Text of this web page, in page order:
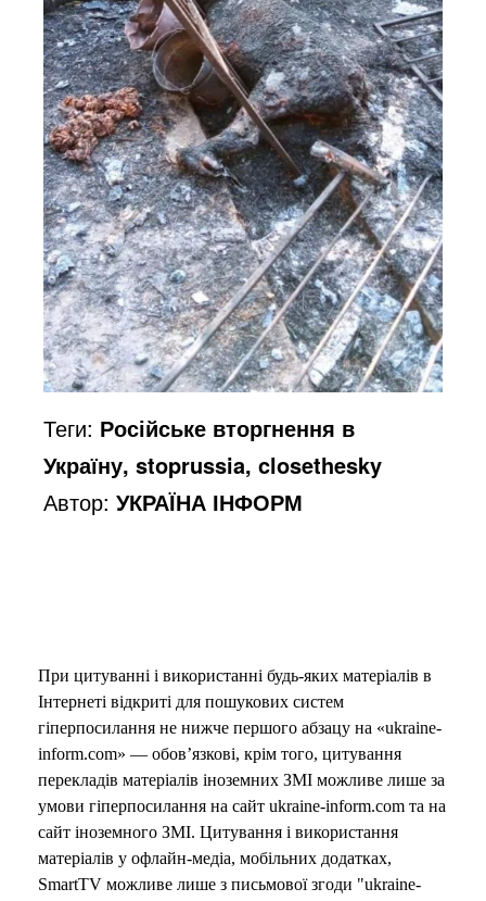
Теги: Російське вторгнення в
Україну, stoprussia, closethesky
Автор:УКРАЇНА ІНФОРМ
При цитуванні і використанні будь-яких матеріалів в
Інтернеті відкриті для пошукових систем
гіперпосилання не нижче першого абзацу на «ukraine-
inform.com» — обов’язкові, крім того, цитування
перекладів матеріалів іноземних ЗМІ можливе лише за
умови гіперпосилання на сайт ukraine-inform.com та на
сайт іноземного ЗМІ. Цитування і використання
матеріалів у офлайн-медіа, мобільних додатках,
SmartTV можливе лише з письмової згоди "ukraine-